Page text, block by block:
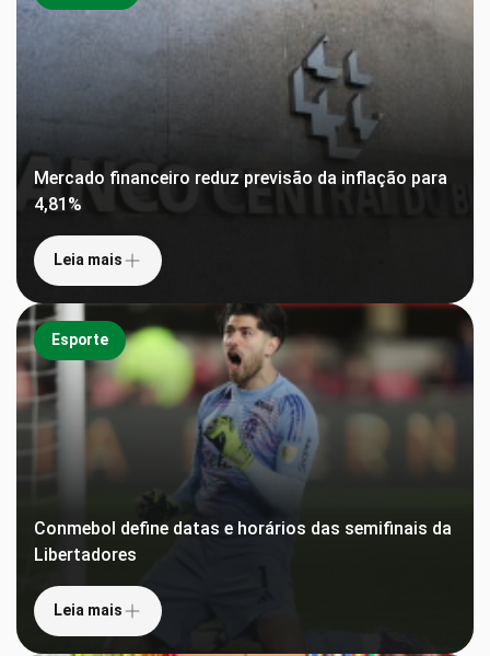
Mercado financeiro reduz previsão da inflação para
4,81%
Leia mais
Esporte
Conmebol define datas e horários das semifinais da
Libertadores
Leia mais